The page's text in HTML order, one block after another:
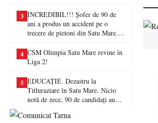
3 INCREDIBIL!!! Șofer de 90 de
ani a produs un accident pe o
trecere de pietoni din Satu Mare. O
4 CSM Olimpia Satu Mare revine în
Liga 2!
5 EDUCAȚIE. Dezastru la
Titluraziare în Satu Mare. Nicio
notă de zece, 90 de candidați au